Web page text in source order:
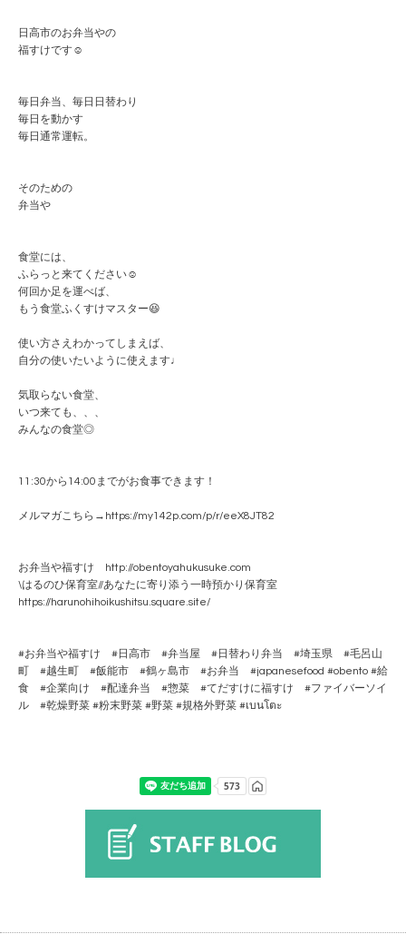
日高市のお弁当やの
福すけです☺️
毎日弁当、毎日日替わり
毎日を動かす
毎日通常運転。
そのための
弁当や
食堂には、
ふらっと来てください☺️
何回か足を運べば、
もう食堂ふくすけマスター😆
使い方さえわかってしまえば、
自分の使いたいように使えます♩
気取らない食堂、
いつ来ても、、、
みんなの食堂◎
11:30から14:00までがお食事できます！
メルマガこちら→https://my142p.com/p/r/eeX8JT82
お弁当や福すけ http://obentoyahukusuke.com
\はるのひ保育室//あなたに寄り添う一時預かり保育室
https://harunohihoikushitsu.square.site/
#お弁当や福すけ #日高市 #弁当屋 #日替わり弁当 #埼玉県 #毛呂山
町 #越生町 #飯能市 #鶴ヶ島市 #お弁当 #japanesefood #obento #給
食 #企業向け #配達弁当 #惣菜 #てだすけに福すけ #ファイバーソイ
ル #乾燥野菜 #粉末野菜 #野菜 #規格外野菜 #เบนโตะ